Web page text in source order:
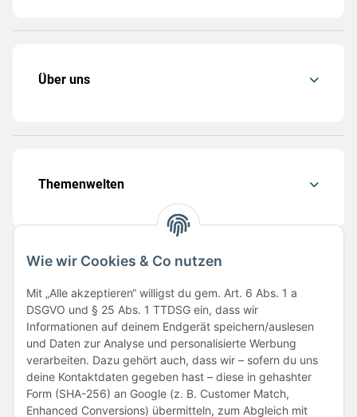
Wie wir Cookies & Co nutzen
Mit „Alle akzeptieren“ willigst du gem. Art. 6 Abs. 1 a
DSGVO und § 25 Abs. 1 TTDSG ein, dass wir
Informationen auf deinem Endgerät speichern/auslesen
und Daten zur Analyse und personalisierte Werbung
verarbeiten. Dazu gehört auch, dass wir – sofern du uns
deine Kontaktdaten gegeben hast – diese in gehashter
Form (SHA-256) an Google (z. B. Customer Match,
Enhanced Conversions) übermitteln, zum Abgleich mit
Über uns
Themenwelten
Folge uns